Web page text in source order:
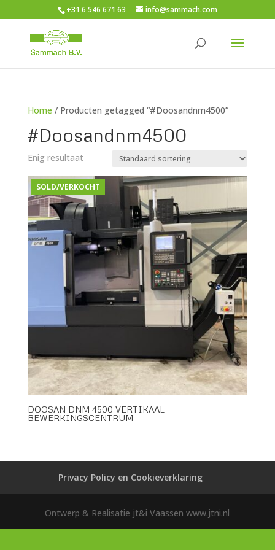
+31 6 546 671 63 info@sammach.com
Home / Producten getagged “#Doosandnm4500”
#Doosandnm4500
Enig resultaat
SOLD/VERKOCHT
DOOSAN DNM 4500 VERTIKAAL
BEWERKINGSCENTRUM
Privacy Policy en Cookieverklaring
Ontwerp & Realisatie jt&i Vaassen www.jtni.nl